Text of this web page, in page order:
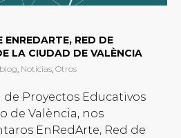
ENREDARTE, RED DE
LA CIUDAD DE VALÈNCIA
blog, Noticias, Otros
de Proyectos Educativos
de València, nos
EnRedArte, Red de